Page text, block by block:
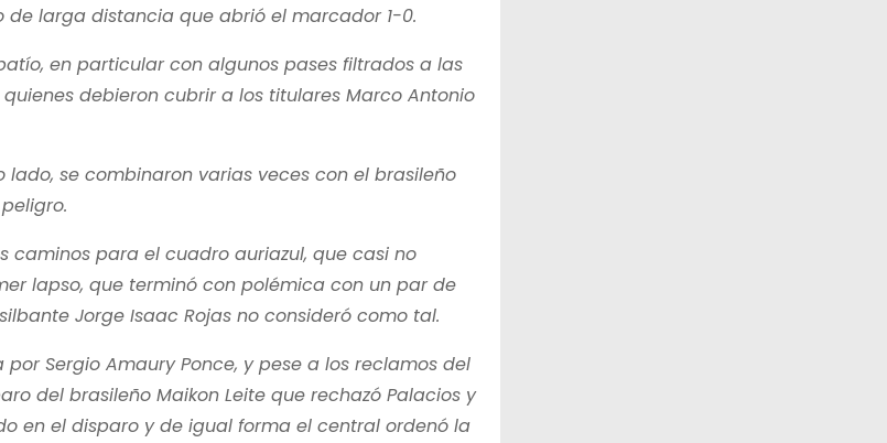
de larga distancia que abrió el marcador 1-0.
en particular con algunos pases filtrados a las
debieron cubrir a los titulares Marco Antonio
lado, se combinaron varias veces con el brasileño
para el cuadro auriazul, que casi no
lapso, que terminó con polémica con un par de
Jorge Isaac Rojas no consideró como tal.
Sergio Amaury Ponce, y pese a los reclamos del
del brasileño Maikon Leite que rechazó Palacios y
en el disparo y de igual forma el central ordenó la